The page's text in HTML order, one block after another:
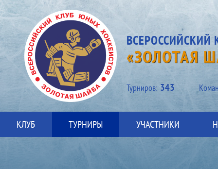
«ЗОЛОТАЯ
Турниров: 343
КЛУБ ТУРНИРЫ УЧАСТНИКИ